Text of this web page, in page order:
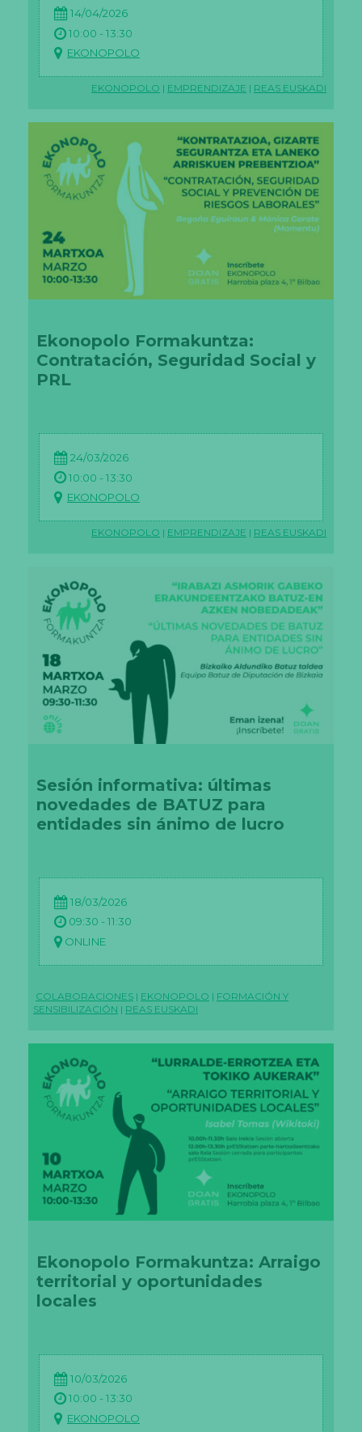
14/04/2026
10:00 - 13:30
EKONOPOLO
EKONOPOLO | EMPRENDIZAJE | REAS EUSKADI
Ekonopolo Formakuntza:
Contratación, Seguridad Social y
PRL
24/03/2026
10:00 - 13:30
EKONOPOLO
EKONOPOLO | EMPRENDIZAJE | REAS EUSKADI
Sesión informativa: últimas
novedades de BATUZ para
entidades sin ánimo de lucro
18/03/2026
09:30 - 11:30
ONLINE
COLABORACIONES | EKONOPOLO | FORMACIÓN Y
SENSIBILIZACIÓN | REAS EUSKADI
Ekonopolo Formakuntza: Arraigo
territorial y oportunidades
locales
10/03/2026
10:00 - 13:30
EKONOPOLO